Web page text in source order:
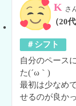
K さ
（20
＃シフト
自分のペース
た(´ω｀)
最初は少なめ
せるのが良か